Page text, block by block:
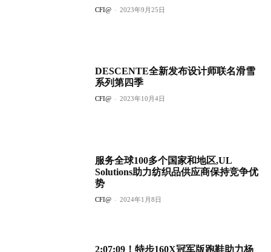
CFI@ - 2023年9月25日
DESCENTE全新发布设计师联名滑雪
系列第四季
CFI@ - 2023年10月4日
服务全球100多个国家和地区,UL
Solutions助力纺织品供应商保持竞争优
势
CFI@ - 2024年1月8日
2:07:09！特步160X冠军版跑鞋助力杨